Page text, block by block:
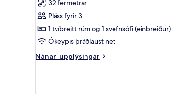
fyrir
Superior-
stúdíóíbúð
-
32 fermetrar
Pláss fyrir 3
1 tvíbreitt rúm og 1 svefnsófi (einbreiður)
Ókeypis þráðlaust net
Nánari upplýsingar
Nánari